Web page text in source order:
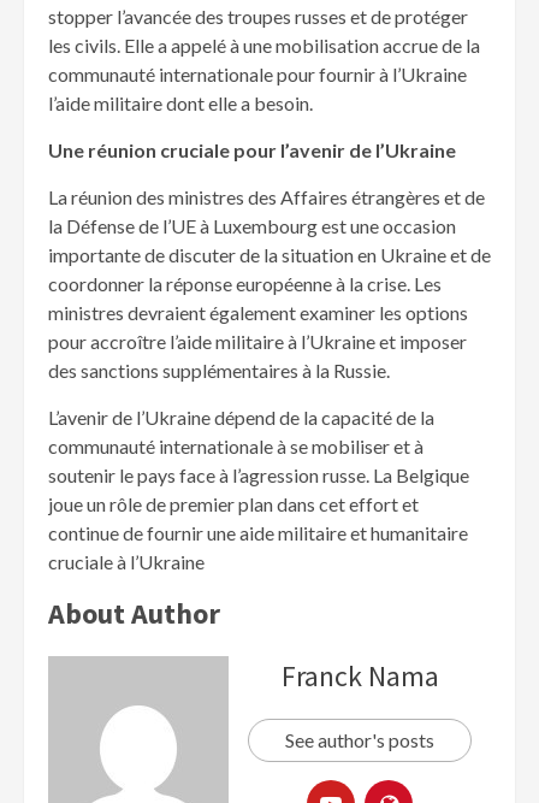
stopper l’avancée des troupes russes et de protéger
les civils. Elle a appelé à une mobilisation accrue de la
communauté internationale pour fournir à l’Ukraine
l’aide militaire dont elle a besoin.
Une réunion cruciale pour l’avenir de l’Ukraine
La réunion des ministres des Affaires étrangères et de
la Défense de l’UE à Luxembourg est une occasion
importante de discuter de la situation en Ukraine et de
coordonner la réponse européenne à la crise. Les
ministres devraient également examiner les options
pour accroître l’aide militaire à l’Ukraine et imposer
des sanctions supplémentaires à la Russie.
L’avenir de l’Ukraine dépend de la capacité de la
communauté internationale à se mobiliser et à
soutenir le pays face à l’agression russe. La Belgique
joue un rôle de premier plan dans cet effort et
continue de fournir une aide militaire et humanitaire
cruciale à l’Ukraine
About Author
Franck Nama
See author's posts